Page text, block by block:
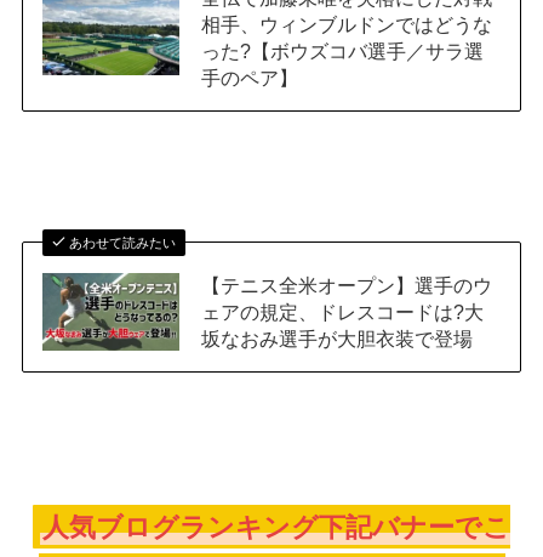
相手、ウィンブルドンではどうな
った?【ボウズコバ選手／サラ選
手のペア】
あわせて読みたい
【テニス全米オープン】選手のウ
ェアの規定、ドレスコードは?大
坂なおみ選手が大胆衣装で登場
人気ブログランキング下記バナーでこ